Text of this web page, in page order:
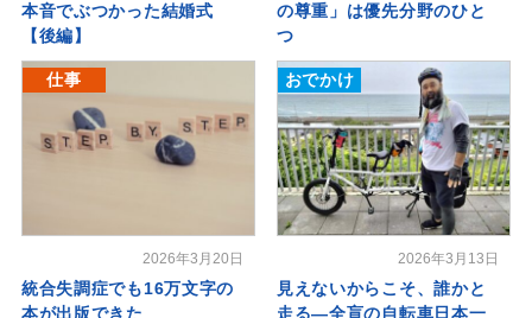
本音でぶつかった結婚式
【後編】
の尊重」は優先分野のひと
つ
仕事
2026年3月20日
統合失調症でも16万文字の
本が出版できた
おでかけ
2026年3月13日
見えないからこそ、誰かと
走る―全盲の自転車日本一